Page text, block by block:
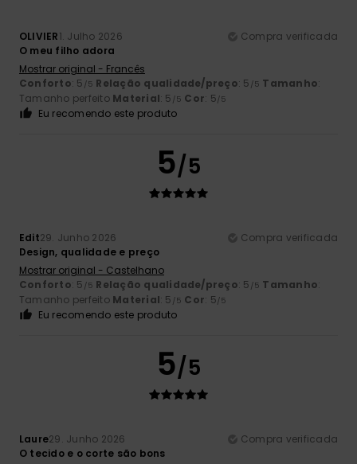
OLIVIER1. Julho 2026
Compra verificada
O meu filho adora
Mostrar original - Francês
Conforto: 5 /5 Relação qualidade/preço: 5 /5 Tamanho:
Tamanho perfeito Material: 5 /5 Cor: 5/5
Eu recomendo este produto
5/5
Edit29. Junho 2026
Compra verificada
Design, qualidade e preço
Mostrar original - Castelhano
Conforto: 5 /5 Relação qualidade/preço: 5 /5 Tamanho:
Tamanho perfeito Material: 5 /5 Cor: 5/5
Eu recomendo este produto
5/5
Laure29. Junho 2026
Compra verificada
O tecido e o corte são bons